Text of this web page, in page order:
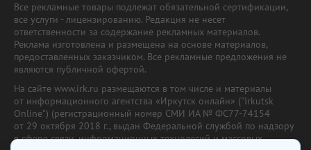
Все рекламные товары подлежат обязательной сертификации,
все услуги - лицензированию. Редакция не несет
ответственности за содержание рекламных материалов.
Реклама изготовлена и размещена на основе материалов,
предоставленных заказчиком. Все рекламные предложения не
являются публичной офертой.
На сайте www.irk.ru размещаются в том числе и материалы
от информационного агентства «Иркутск онлайн» ("Irkutsk
Online") (регистрационный номер СМИ ИА № ФС77-74154
от 29 октября 2018 г., выдан Федеральной службой по надзору
в сфере связи, информационных технологий и массовых